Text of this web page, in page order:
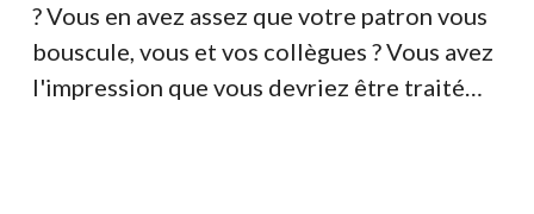
? Vous en avez assez que votre patron vous
bouscule, vous et vos collègues ? Vous avez
l'impression que vous devriez être traité…